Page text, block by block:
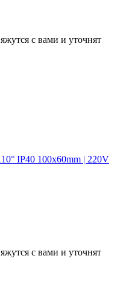
с вами и уточнят
IP40 100x60mm | 220V
с вами и уточнят